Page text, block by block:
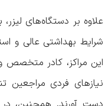
علاوه بر دستگاه‌های
شرایط بهداشتی عالی و
این مراکز، کادر متخصص
نیازهای فردی مراجعین